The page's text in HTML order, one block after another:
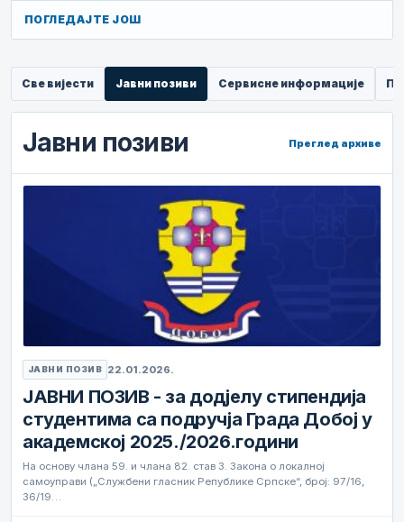
ПОГЛЕДАЈТЕ ЈОШ
Све вијести Јавни позиви Сервисне информације
Јавни позиви Преглед архиве
ЈАВНИ ПОЗИВ 22.01.2026.
ЈАВНИ ПОЗИВ - за додјелу стипендија
студентима са подручја Града Добој у
академској 2025./2026.години
На основу члана 59. и члана 82. став 3. Закона о локалној
самоуправи („Службени гласник Републике Српске“, број: 97/16,
36/19…